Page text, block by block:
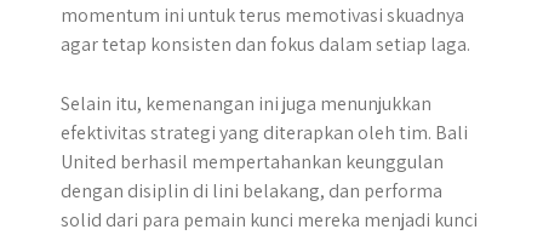
momentum ini untuk terus memotivasi skuadnya
agar tetap konsisten dan fokus dalam setiap laga.
Selain itu, kemenangan ini juga menunjukkan
efektivitas strategi yang diterapkan oleh tim. Bali
United berhasil mempertahankan keunggulan
dengan disiplin di lini belakang, dan performa
solid dari para pemain kunci mereka menjadi kunci